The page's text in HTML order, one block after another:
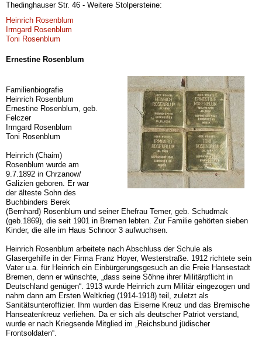
Thedinghauser Str. 46 - Weitere Stolpersteine:
Heinrich Rosenblum
Irmgard Rosenblum
Toni Rosenblum
Ernestine Rosenblum
Familienbiografie
Heinrich Rosenblum
Ernestine Rosenblum, geb.
Felczer
Irmgard Rosenblum
Toni Rosenblum
Heinrich (Chaim)
Rosenblum wurde am
9.7.1892 in Chrzanow/
Galizien geboren. Er war
der älteste Sohn des
Buchbinders Berek
(Bernhard) Rosenblum und seiner Ehefrau Temer, geb. Schudmak
(geb.1869), die seit 1901 in Bremen lebten. Zur Familie gehörten sieben
Kinder, die alle im Haus Schnoor 3 aufwuchsen.
Heinrich Rosenblum arbeitete nach Abschluss der Schule als
Glasergehilfe in der Firma Franz Hoyer, Westerstraße. 1912 richtete sein
Vater u.a. für Heinrich ein Einbürgerungsgesuch an die Freie Hansestadt
Bremen, denn er wünschte, „dass seine Söhne ihrer Militärpflicht in
Deutschland genügen“. 1913 wurde Heinrich zum Militär eingezogen und
nahm dann am Ersten Weltkrieg (1914-1918) teil, zuletzt als
Sanitätsunteroffizier. Ihm wurden das Eiserne Kreuz und das Bremische
Hanseatenkreuz verliehen. Da er sich als deutscher Patriot verstand,
wurde er nach Kriegsende Mitglied im „Reichsbund jüdischer
Frontsoldaten“.